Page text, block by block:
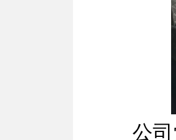
公